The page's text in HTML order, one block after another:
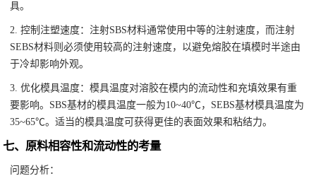
具。
2. 控制注塑速度：注射SBS材料通常使用中等的注射速度，而注射
SEBS材料则必须使用较高的注射速度，以避免熔胶在填模时半途由
于冷却影响外观。
3. 优化模具温度：模具温度对溶胶在模内的流动性和充填效果有重
要影响。SBS基材的模具温度一般为10~40℃，SEBS基材模具温度为
35~65℃。适当的模具温度可获得更佳的表面效果和粘结力。
七、原料相容性和流动性的考量
问题分析：